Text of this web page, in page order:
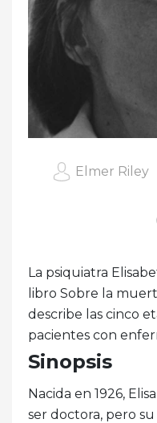
Elmer Riley
La psiquiatra
libro Sobre la
describe las cinco
pacientes con
Sinopsis
Nacida en 1926,
ser doctora, pero